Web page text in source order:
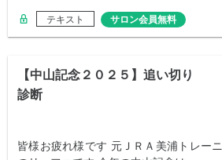
テキスト サロン会員無料
【中山記念２０２５】追い切り
診断
皆様お疲れ様です 元ＪＲＡ美浦トレー